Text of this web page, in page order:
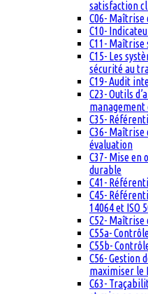
satisfaction
C06- Maîtrise
C10-
C11- Maîtrise
C15- Les
sécurité au
C19- Audit
C23- Outils
management
C35-
C36-
évaluation
C37- Mise en
durable
C41-
C45-
14064 et ISO
C52- Maîtrise
C55a-
C55b-
C56- Gestion
maximiser le
C63-